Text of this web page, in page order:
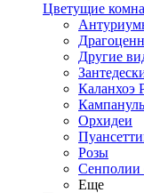
Цветущие
Другие
Каланхоэ
Орхидеи
Розы
Сенполии
Еще